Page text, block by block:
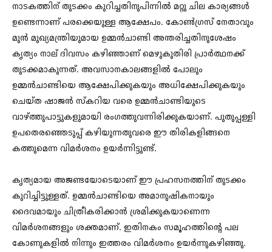
നാടകത്തിന് തുടക്കം കുറിച്ചതിനുപിന്നിൽ മറ്റു ചില കാര്യങ്ങൾ
ഉണ്ടെന്നാണ് പരക്കെയുള്ള ആക്ഷേപം. കോൺഗ്രസ് നേതാവും
മുൻ മുഖ്യമന്ത്രിയുമായ ഉമ്മൻചാണ്ടി അന്തരിച്ചതിനുശേഷം
കൃത്യം നാല് ദിവസം കഴിഞ്ഞാണ് മെഴുകുതിരി പ്രാർത്ഥനക്ക്
തുടക്കമാകുന്നത്. അവസാനകാലങ്ങളിൽ പോലും
ഉമ്മൻചാണ്ടിയെ ആക്ഷേപിക്കുകയും അധിക്ഷേപിക്കുകയും
ചെയ്ത ഷാജൻ സ്കറിയ വരെ ഉമ്മൻചാണ്ടിയുടെ
വാഴ്ത്തുപാട്ടുകളുമായി രംഗത്തുവന്നിരിക്കുകയാണ്. പുതുപ്പള്ളി
ഉപതെരഞ്ഞെടുപ്പ് കഴിയുന്നതുവരെ ഈ തിരികളിങ്ങനെ
കത്തുമെന്ന വിമർശനം ഉയർന്നിട്ടുണ്ട്.
കൃത്യമായ അജണ്ടയോടെയാണ് ഈ പ്രഹസനത്തിന് തുടക്കം
കുറിച്ചിട്ടുള്ളത്. ഉമ്മന്‍ചാണ്ടിയെ അമാനുഷികനായും
ദൈവമായും ചിത്രീകരിക്കാൻ ശ്രമിക്കുകയാണെന്ന
വിമർശനങ്ങളും ശക്തമാണ്. ഇതിനകം സമൂഹത്തിന്റെ പല
കോണുകളിൽ നിന്നും ഇത്തരം വിമർശനം ഉയർന്നുകഴിഞ്ഞു.